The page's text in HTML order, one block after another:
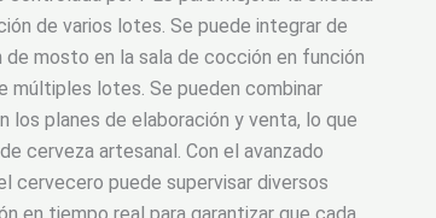
de varios lotes. Se puede integrar de
mosto en la sala de cocción en función
múltiples lotes. Se pueden combinar
los planes de elaboración y venta, lo que
cerveza artesanal. Con el avanzado
cervecero puede supervisar diversos